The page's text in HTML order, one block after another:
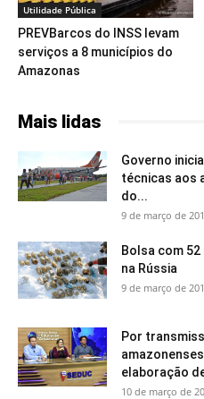
Utilidade Pública
PREVBarcos do INSS levam
serviços a 8 municípios do
Amazonas
Mais lidas
Governo
técnicas aos
do...
9 de março de
Bolsa com
na Rússia
9 de março de
Por
elaboração
10 de março de